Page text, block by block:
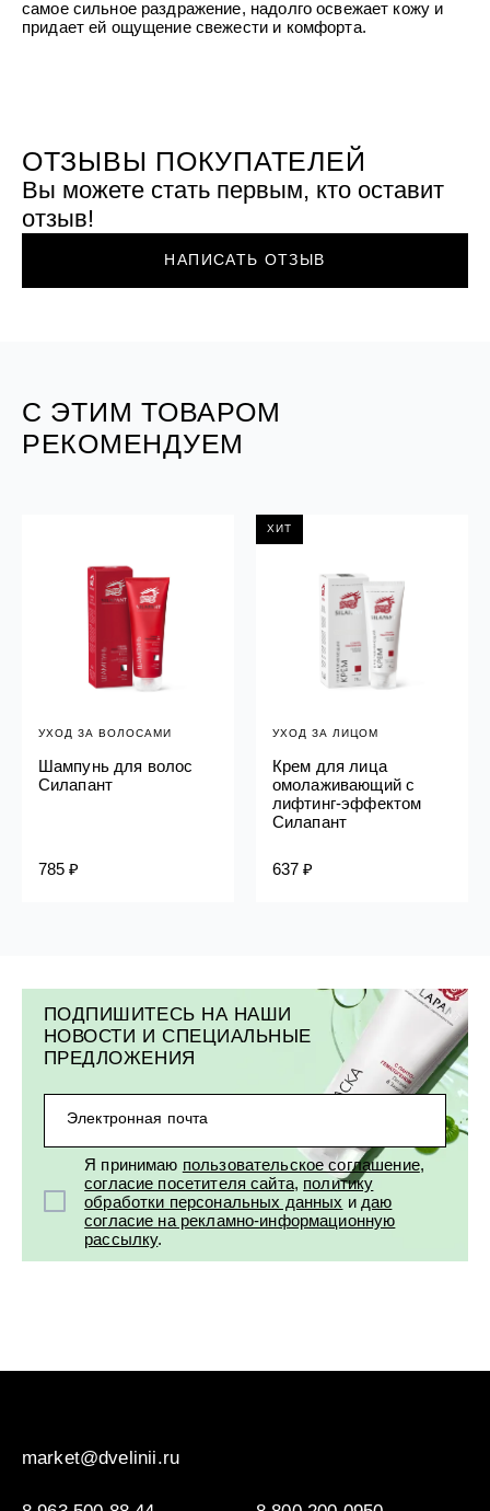
самое сильное раздражение, надолго освежает кожу и
придает ей ощущение свежести и комфорта.
ОТЗЫВЫ ПОКУПАТЕЛЕЙ
Вы можете стать первым, кто оставит
отзыв!
НАПИСАТЬ ОТЗЫВ
С ЭТИМ ТОВАРОМ
РЕКОМЕНДУЕМ
УХОД ЗА ВОЛОСАМИ
Шампунь для волос
Силапант
785 ₽
ХИТ
УХОД ЗА ЛИЦОМ
Крем для лица
омолаживающий с
лифтинг-эффектом
Силапант
637 ₽
ПОДПИШИТЕСЬ НА НАШИ
НОВОСТИ И СПЕЦИАЛЬНЫЕ
ПРЕДЛОЖЕНИЯ
Электронная почта
Я принимаю пользовательское соглашение,
согласие посетителя сайта, политику
обработки персональных данных и даю
согласие на рекламно-информационную
рассылку.
market@dvelinii.ru